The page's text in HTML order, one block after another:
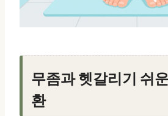
무좀과 헷갈리기 쉬
환